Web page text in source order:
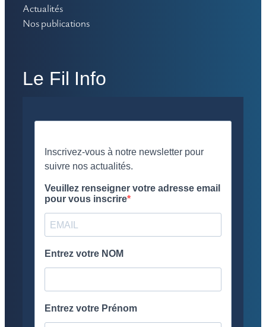
Actualités
Nos publications
Le Fil Info